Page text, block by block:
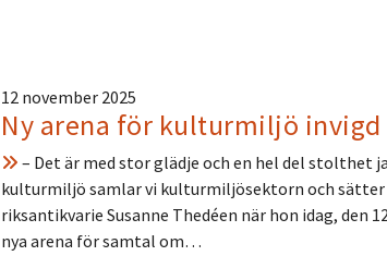
12 november 2025
Ny arena för kulturmiljö
– Det är med stor glädje och en hel del stolthet
kulturmiljö samlar vi kulturmiljösektorn och
riksantikvarie Susanne Thedéen när hon idag, den
nya arena för samtal om…